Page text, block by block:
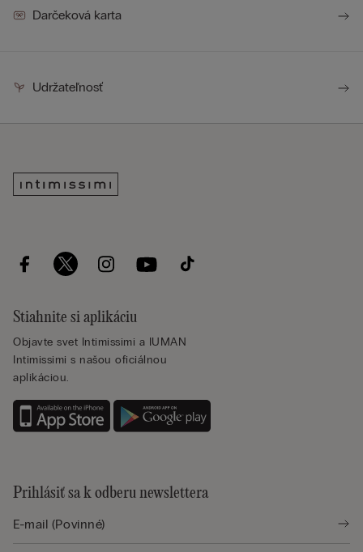
Darčeková karta
Udržateľnosť
Stiahnite si aplikáciu
Objavte svet Intimissimi a IUMAN
Intimissimi s našou oficiálnou
aplikáciou.
Prihlásiť sa k odberu newslettera